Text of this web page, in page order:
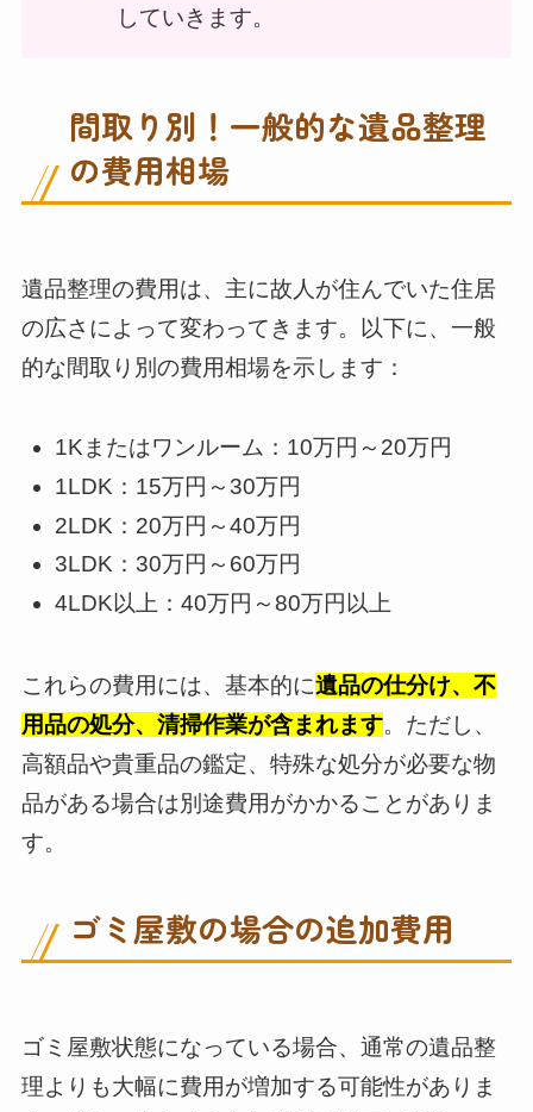
していきます。
間取り別！一般的な遺品整理
の費用相場
遺品整理の費用は、主に故人が住んでいた住居
の広さによって変わってきます。以下に、一般
的な間取り別の費用相場を示します：
1Kまたはワンルーム：10万円～20万円
1LDK：15万円～30万円
2LDK：20万円～40万円
3LDK：30万円～60万円
4LDK以上：40万円～80万円以上
これらの費用には、基本的に遺品の仕分け、不
用品の処分、清掃作業が含まれます。ただし、
高額品や貴重品の鑑定、特殊な処分が必要な物
品がある場合は別途費用がかかることがありま
す。
ゴミ屋敷の場合の追加費用
ゴミ屋敷状態になっている場合、通常の遺品整
理よりも大幅に費用が増加する可能性がありま